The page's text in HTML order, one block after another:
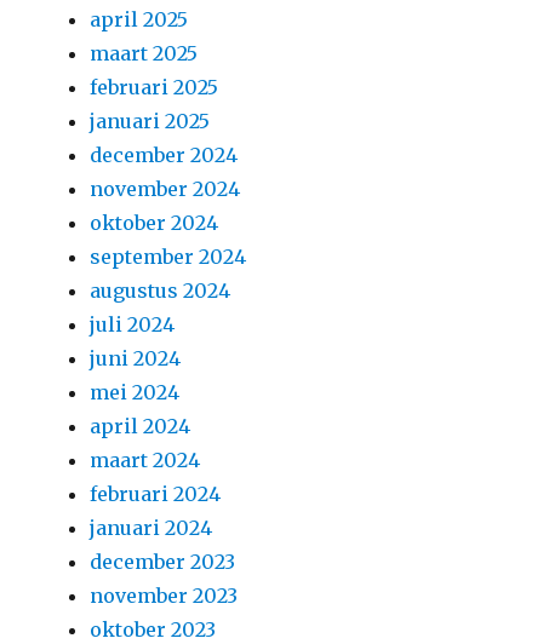
april 2025
maart 2025
februari 2025
januari 2025
december 2024
november 2024
oktober 2024
september 2024
augustus 2024
juli 2024
juni 2024
mei 2024
april 2024
maart 2024
februari 2024
januari 2024
december 2023
november 2023
oktober 2023